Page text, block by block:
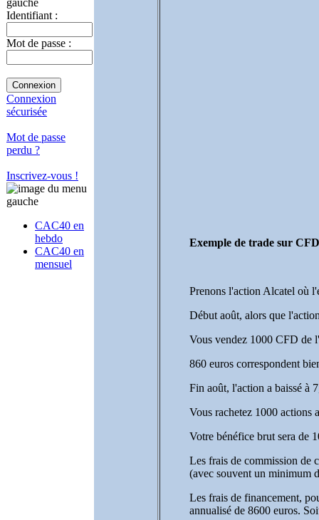
Identifiant :
Mot de passe :
Connexion
sécurisée
Mot de passe
perdu ?
Inscrivez-vous !
CAC40 en
hebdo
CAC40 en
mensuel
Exemple de trade sur CFD
Prenons l'action Alcatel où
Début août, alors que
Vous vendez 1000 CFD de
860 euros correspondent
Fin août, l'action a baissé à
Vous rachetez 1000
Votre bénéfice brut sera de
Les frais de commission de
(avec souvent un minimum
Les frais de financement,
annualisé de 8600 euros.